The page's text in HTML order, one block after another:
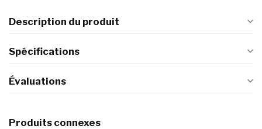
Description du produit
Spécifications
Évaluations
Produits connexes